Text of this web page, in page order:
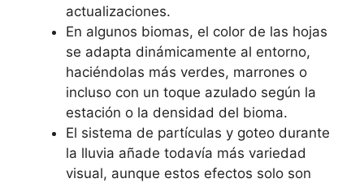
actualizaciones.
En algunos biomas, el color de las hojas
se adapta dinámicamente al entorno,
haciéndolas más verdes, marrones o
incluso con un toque azulado según la
estación o la densidad del bioma.
El sistema de partículas y goteo durante
la lluvia añade todavía más variedad
visual, aunque estos efectos solo son